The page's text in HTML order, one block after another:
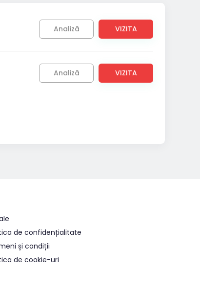
Analiză VIZITA
Analiză VIZITA
de confidențialitate
și condiții
de cookie-uri